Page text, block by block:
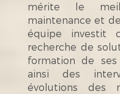
mérite le
maintenance et
équipe investit
recherche de
formation de ses
ainsi des
évolutions des